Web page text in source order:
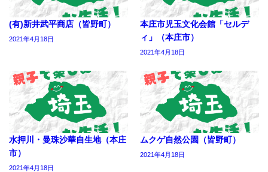
(有)新井武平商店（皆野町）
2021年4月18日
本庄市児玉文化会館「セルデ
ィ」（本庄市）
2021年4月18日
水押川・曼珠沙華自生地（本庄
市）
2021年4月18日
ムクゲ自然公園（皆野町）
2021年4月18日